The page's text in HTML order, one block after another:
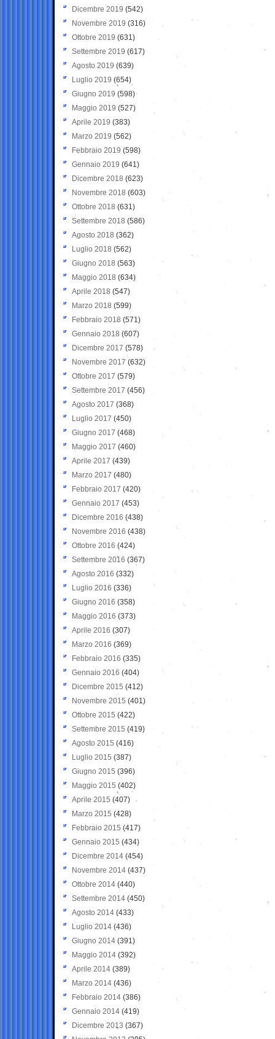
Dicembre 2019 (542)
Novembre 2019 (316)
Ottobre 2019 (631)
Settembre 2019 (617)
Agosto 2019 (639)
Luglio 2019 (654)
Giugno 2019 (598)
Maggio 2019 (527)
Aprile 2019 (383)
Marzo 2019 (562)
Febbraio 2019 (598)
Gennaio 2019 (641)
Dicembre 2018 (623)
Novembre 2018 (603)
Ottobre 2018 (631)
Settembre 2018 (586)
Agosto 2018 (362)
Luglio 2018 (562)
Giugno 2018 (563)
Maggio 2018 (634)
Aprile 2018 (547)
Marzo 2018 (599)
Febbraio 2018 (571)
Gennaio 2018 (607)
Dicembre 2017 (578)
Novembre 2017 (632)
Ottobre 2017 (579)
Settembre 2017 (456)
Agosto 2017 (368)
Luglio 2017 (450)
Giugno 2017 (468)
Maggio 2017 (460)
Aprile 2017 (439)
Marzo 2017 (480)
Febbraio 2017 (420)
Gennaio 2017 (453)
Dicembre 2016 (438)
Novembre 2016 (438)
Ottobre 2016 (424)
Settembre 2016 (367)
Agosto 2016 (332)
Luglio 2016 (336)
Giugno 2016 (358)
Maggio 2016 (373)
Aprile 2016 (307)
Marzo 2016 (369)
Febbraio 2016 (335)
Gennaio 2016 (404)
Dicembre 2015 (412)
Novembre 2015 (401)
Ottobre 2015 (422)
Settembre 2015 (419)
Agosto 2015 (416)
Luglio 2015 (387)
Giugno 2015 (396)
Maggio 2015 (402)
Aprile 2015 (407)
Marzo 2015 (428)
Febbraio 2015 (417)
Gennaio 2015 (434)
Dicembre 2014 (454)
Novembre 2014 (437)
Ottobre 2014 (440)
Settembre 2014 (450)
Agosto 2014 (433)
Luglio 2014 (436)
Giugno 2014 (391)
Maggio 2014 (392)
Aprile 2014 (389)
Marzo 2014 (436)
Febbraio 2014 (386)
Gennaio 2014 (419)
Dicembre 2013 (367)